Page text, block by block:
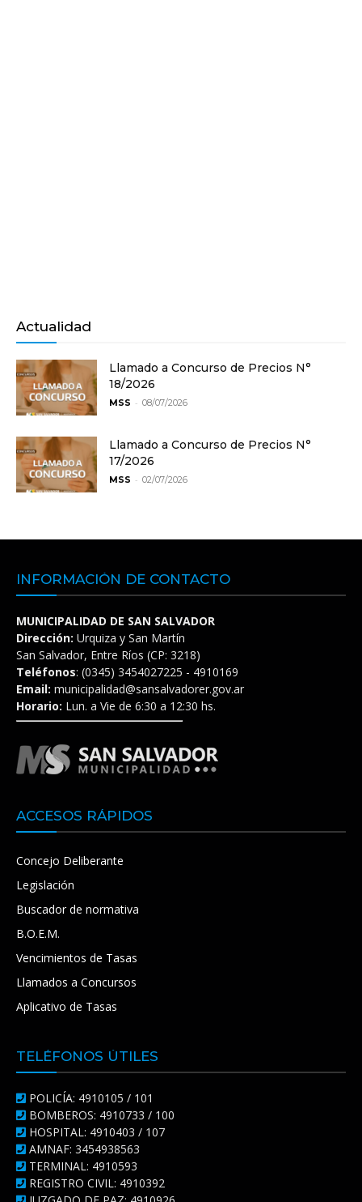
Actualidad
Llamado a Concurso de Precios N°
18/2026
MSS - 08/07/2026
Llamado a Concurso de Precios N°
17/2026
MSS - 02/07/2026
INFORMACIÓN DE CONTACTO
MUNICIPALIDAD DE SAN SALVADOR
Dirección: Urquiza y San Martín
San Salvador, Entre Ríos (CP: 3218)
Teléfonos: (0345) 3454027225 - 4910169
Email: municipalidad@sansalvadorer.gov.ar
Horario: Lun. a Vie de 6:30 a 12:30 hs.
ACCESOS RÁPIDOS
Concejo Deliberante
Legislación
Buscador de normativa
B.O.E.M.
Vencimientos de Tasas
Llamados a Concursos
Aplicativo de Tasas
TELÉFONOS ÚTILES
POLICÍA: 4910105 / 101
BOMBEROS: 4910733 / 100
HOSPITAL: 4910403 / 107
AMNAF: 3454938563
TERMINAL: 4910593
REGISTRO CIVIL: 4910392